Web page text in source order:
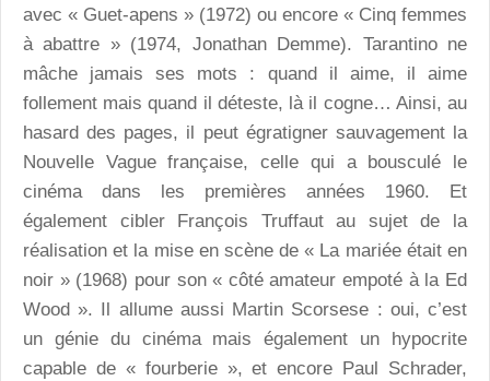
avec « Guet-apens » (1972) ou encore « Cinq femmes
à abattre » (1974, Jonathan Demme). Tarantino ne
mâche jamais ses mots : quand il aime, il aime
follement mais quand il déteste, là il cogne… Ainsi, au
hasard des pages, il peut égratigner sauvagement la
Nouvelle Vague française, celle qui a bousculé le
cinéma dans les premières années 1960. Et
également cibler François Truffaut au sujet de la
réalisation et la mise en scène de « La mariée était en
noir » (1968) pour son « côté amateur empoté à la Ed
Wood ». Il allume aussi Martin Scorsese : oui, c’est
un génie du cinéma mais également un hypocrite
capable de « fourberie », et encore Paul Schrader,